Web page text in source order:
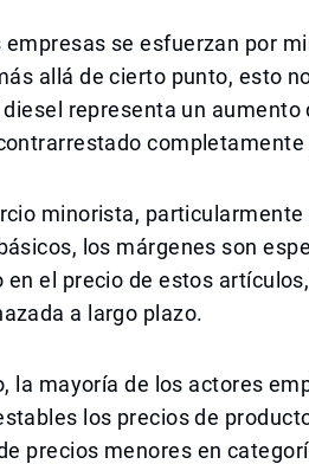
empresas se esfuerzan por
allá de cierto punto, esto
representa un
minorista,
los márgenes son
en el precio de estos
a largo plazo.
la mayoría de los actores
los precios de
precios menores en